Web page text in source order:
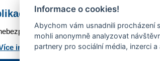
Mobilní rozhlas
odstávky, poruchy a výpadky
informací o aplikaci
Informace o cookies!
Abychom vám usnadnili procházení
mohli anonymně analyzovat
partnery pro sociální média, inzerci a